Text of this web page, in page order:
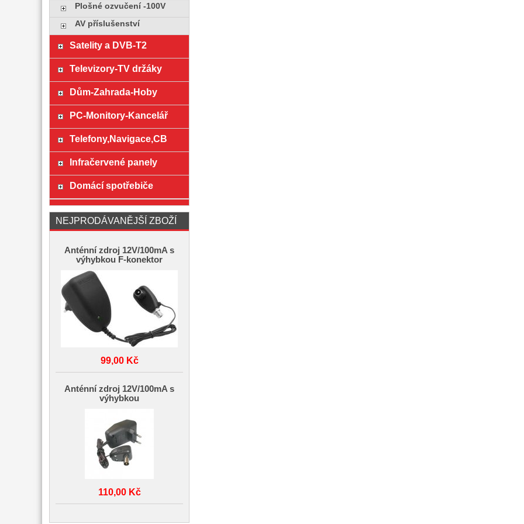
Plošné ozvučení -100V
AV příslušenství
Satelity a DVB-T2
Televizory-TV držáky
Dům-Zahrada-Hoby
PC-Monitory-Kancelář
Telefony,Navigace,CB
Infračervené panely
Domácí spotřebiče
NEJPRODÁVANĚJŠÍ ZBOŽÍ
Anténní zdroj 12V/100mA s
výhybkou F-konektor
99,00 Kč
Anténní zdroj 12V/100mA s
výhybkou
110,00 Kč